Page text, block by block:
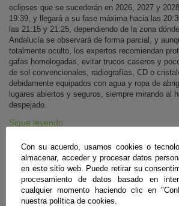
eclipses que se sucederán en 2026, 2027 y
19:39, y llegará a su fase máxima hacia las
las 21:15 y 21:25, dependiendo de la zona
Andalucía se observará de forma parcial, y
totalmente oculto, los expertos recomiendan
gafas homologadas, evitar trucos caseros y
de sol convencionales, radiografías, CD o
debidamente equipados con agua y ropa de
lugares abiertos y seguros, siempre mirando al
despejado.
Sigue leyendo
#CienciaDirecta
Con su acuerdo, usamos cookies o
almacenar, acceder y procesar datos
en este sitio web. Puede retirar su
procesamiento de datos basado en
cualquier momento haciendo clic en
nuestra política de cookies.